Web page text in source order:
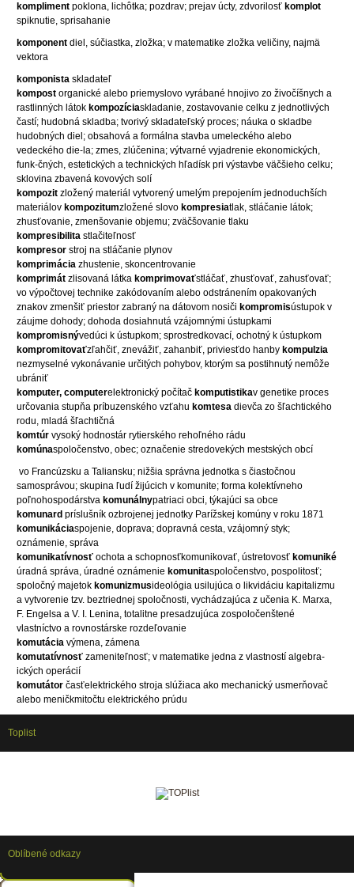
kompliment poklona, lichôtka; pozdrav; prejav úcty, zdvorilosť komplot
spiknutie, sprisahanie
komponent diel, súčiastka, zložka; v matematike zložka veličiny, najmä
vektora
komponista skladateľ
kompost organické alebo priemyslovo vyrábané hnojivo zo živočíšnych a
rastlinných látok kompozíciaskladanie, zostavovanie celku z jednotlivých
častí; hudobná skladba; tvorivý skladateľský proces; náuka o skladbe
hudobných diel; obsahová a formálna stavba umeleckého alebo
vedeckého die-la; zmes, zlúčenina; výtvarné vyjadrenie ekonomických,
funk-čných, estetických a technických hľadísk pri výstavbe väčšieho celku;
sklovina zbavená kovových solí
kompozit zložený materiál vytvorený umelým prepojením jednoduchších
materiálov kompozitumzložené slovo kompresiatlak, stláčanie látok;
zhusťovanie, zmenšovanie objemu; zväčšovanie tlaku
kompresibilita stlačiteľnosť
kompresor stroj na stláčanie plynov
komprimácia zhustenie, skoncentrovanie
komprimát zlisovaná látka komprimovaťstláčať, zhusťovať, zahusťovať;
vo výpočtovej technike zakódovaním alebo odstránením opakovaných
znakov zmenšiť priestor zabraný na dátovom nosiči kompromisústupok v
záujme dohody; dohoda dosiahnutá vzájomnými ústupkami
kompromisnývedúci k ústupkom; sprostredkovací, ochotný k ústupkom
kompromitovaťzľahčiť, znevážiť, zahanbiť, priviesťdo hanby kompulzia
nezmyselné vykonávanie určitých pohybov, ktorým sa postihnutý nemôže
ubrániť
komputer, computerelektronický počítač komputistikav genetike proces
určovania stupňa príbuzenského vzťahu komtesa dievča zo šľachtického
rodu, mladá šľachtičná
komtúr vysoký hodnostár rytierského rehoľného rádu
komúnaspoločenstvo, obec; označenie stredovekých mestských obcí
vo Francúzsku a Taliansku; nižšia správna jednotka s čiastočnou
samosprávou; skupina ľudí žijúcich v komunite; forma kolektívneho
poľnohospodárstva komunálnypatriaci obci, týkajúci sa obce
komunard príslušník ozbrojenej jednotky Parížskej komúny v roku 1871
komunikáciaspojenie, doprava; dopravná cesta, vzájomný styk;
oznámenie, správa
komunikatívnosť ochota a schopnosťkomunikovať, ústretovosť komuniké
úradná správa, úradné oznámenie komunitaspoločenstvo, pospolitosť;
spoločný majetok komunizmusideológia usilujúca o likvidáciu kapitalizmu
a vytvorenie tzv. beztriednej spoločnosti, vychádzajúca z učenia K. Marxa,
F. Engelsa a V. I. Lenina, totalitne presadzujúca zospoločenštené
vlastníctvo a rovnostárske rozdeľovanie
komutácia výmena, zámena
komutatívnosť zameniteľnosť; v matematike jedna z vlastností algebra-
ických operácií
komutátor časťelektrického stroja slúžiaca ako mechanický usmerňovač
alebo meničkmitočtu elektrického prúdu
Toplist
Oblíbené odkazy